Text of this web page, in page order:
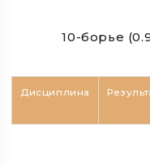
10-борье
Дисциплина